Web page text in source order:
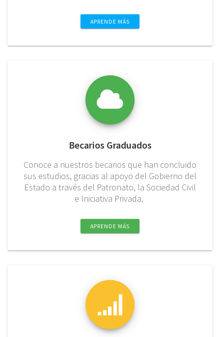
APRENDE MÁS
Becarios Graduados
Conoce a nuestros becarios que han concluido
sus estudios, gracias al apoyo del Gobierno del
Estado a través del Patronato, la Sociedad Civil
e Iniciativa Privada.
APRENDE MÁS